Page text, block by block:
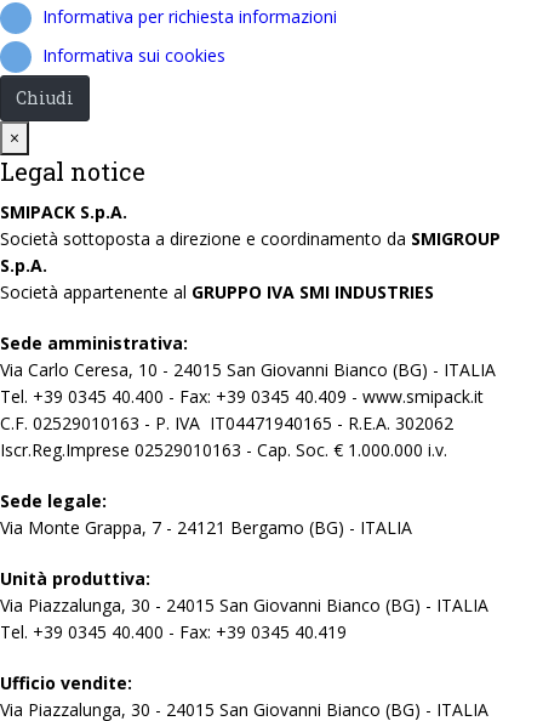
Informativa per richiesta informazioni
Informativa sui cookies
Chiudi
×
Legal notice
SMIPACK S.p.A.
Società sottoposta a direzione e coordinamento da SMIGROUP
S.p.A.
Società appartenente al GRUPPO IVA SMI INDUSTRIES
Sede amministrativa:
Via Carlo Ceresa, 10 - 24015 San Giovanni Bianco (BG) - ITALIA
Tel. +39 0345 40.400 - Fax: +39 0345 40.409 - www.smipack.it
C.F. 02529010163 - P. IVA IT04471940165 - R.E.A. 302062
Iscr.Reg.Imprese 02529010163 - Cap. Soc. € 1.000.000 i.v.
Sede legale:
Via Monte Grappa, 7 - 24121 Bergamo (BG) - ITALIA
Unità produttiva:
Via Piazzalunga, 30 - 24015 San Giovanni Bianco (BG) - ITALIA
Tel. +39 0345 40.400 - Fax: +39 0345 40.419
Ufficio vendite:
Via Piazzalunga, 30 - 24015 San Giovanni Bianco (BG) - ITALIA